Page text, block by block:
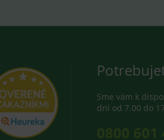
Sme vám k
dní od 7.00 do